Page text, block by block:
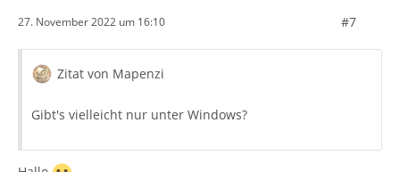
27. November 2022 um 16:10 #7
Zitat von Mapenzi
Gibt's vielleicht nur unter Windows?